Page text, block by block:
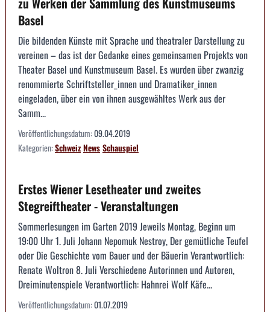
Basel
Die bildenden Künste mit Sprache und theatraler Darstellung zu
vereinen – das ist der Gedanke eines gemeinsamen Projekts von
Theater Basel und Kunstmuseum Basel. Es wurden über zwanzig
renommierte Schriftsteller_innen und Dramatiker_innen
eingeladen, über ein von ihnen ausgewähltes Werk aus der
Samm...
Veröffentlichungsdatum:09.04.2019
Kategorien:SchweizNewsSchauspiel
Erstes Wiener Lesetheater und zweites
Stegreiftheater - Veranstaltungen
Sommerlesungen im Garten 2019 Jeweils Montag, Beginn um
19:00 Uhr 1. Juli Johann Nepomuk Nestroy, Der gemütliche Teufel
oder Die Geschichte vom Bauer und der Bäuerin Verantwortlich:
Renate Woltron 8. Juli Verschiedene Autorinnen und Autoren,
Dreiminutenspiele Verantwortlich: Hahnrei Wolf Käfe...
Veröffentlichungsdatum:01.07.2019